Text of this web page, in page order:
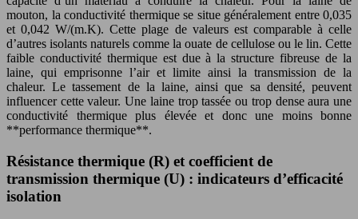
mouton, la conductivité thermique se situe généralement entre 0,035
et 0,042 W/(m.K). Cette plage de valeurs est comparable à celle
d’autres isolants naturels comme la ouate de cellulose ou le lin. Cette
faible conductivité thermique est due à la structure fibreuse de la
laine, qui emprisonne l’air et limite ainsi la transmission de la
chaleur. Le tassement de la laine, ainsi que sa densité, peuvent
influencer cette valeur. Une laine trop tassée ou trop dense aura une
conductivité thermique plus élevée et donc une moins bonne
**performance thermique**.
Résistance thermique (R) et coefficient de
transmission thermique (U) : indicateurs d’efficacité
isolation